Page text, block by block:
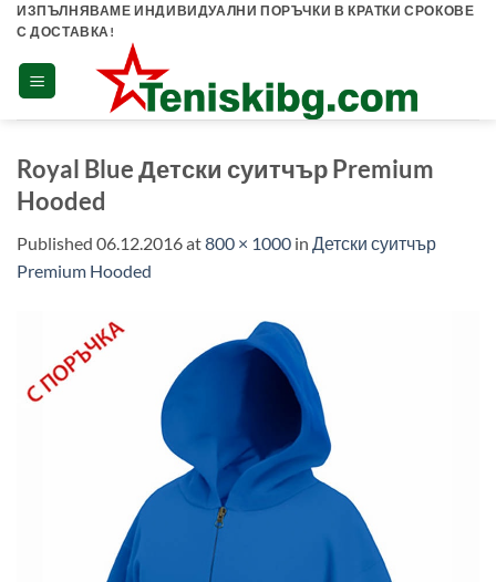
Skip
content
ИЗПЪЛНЯВАМЕ ИНДИВИДУАЛНИ ПОРЪЧКИ В КРАТКИ СРОКОВЕ
С ДОСТАВКА!
Royal Blue Детски суитчър Premium
Hooded
Published 06.12.2016at800 × 1000 in Детски суитчър
Premium Hooded